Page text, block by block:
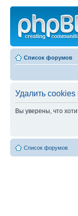
Список форумов
Удалить
Вы уверены, что
Список форумов